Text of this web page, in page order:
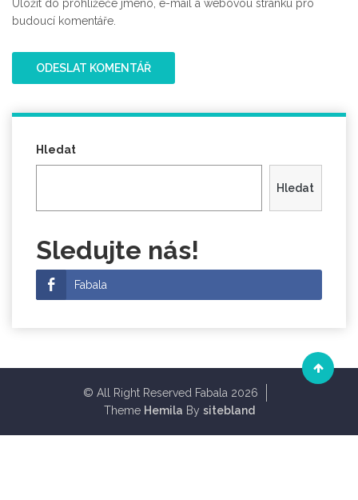
Uložit do prohlížeče jméno, e-mail a webovou stránku pro
budoucí komentáře.
Hledat
Hledat
Sledujte nás!
Fabala
© All Right Reserved Fabala 2026
Theme Hemila By sitebland